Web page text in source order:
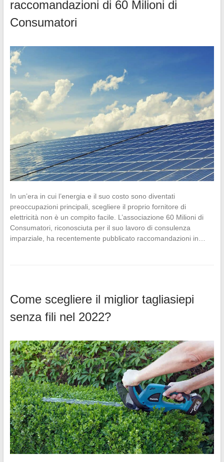
raccomandazioni di 60 Milioni di
Consumatori
In un’era in cui l’energia e il suo costo sono diventati
preoccupazioni principali, scegliere il proprio fornitore di
elettricità non è un compito facile. L’associazione 60 Milioni di
Consumatori, riconosciuta per il suo lavoro di consulenza
imparziale, ha recentemente pubblicato raccomandazioni in…
Come scegliere il miglior tagliasiepi
senza fili nel 2022?